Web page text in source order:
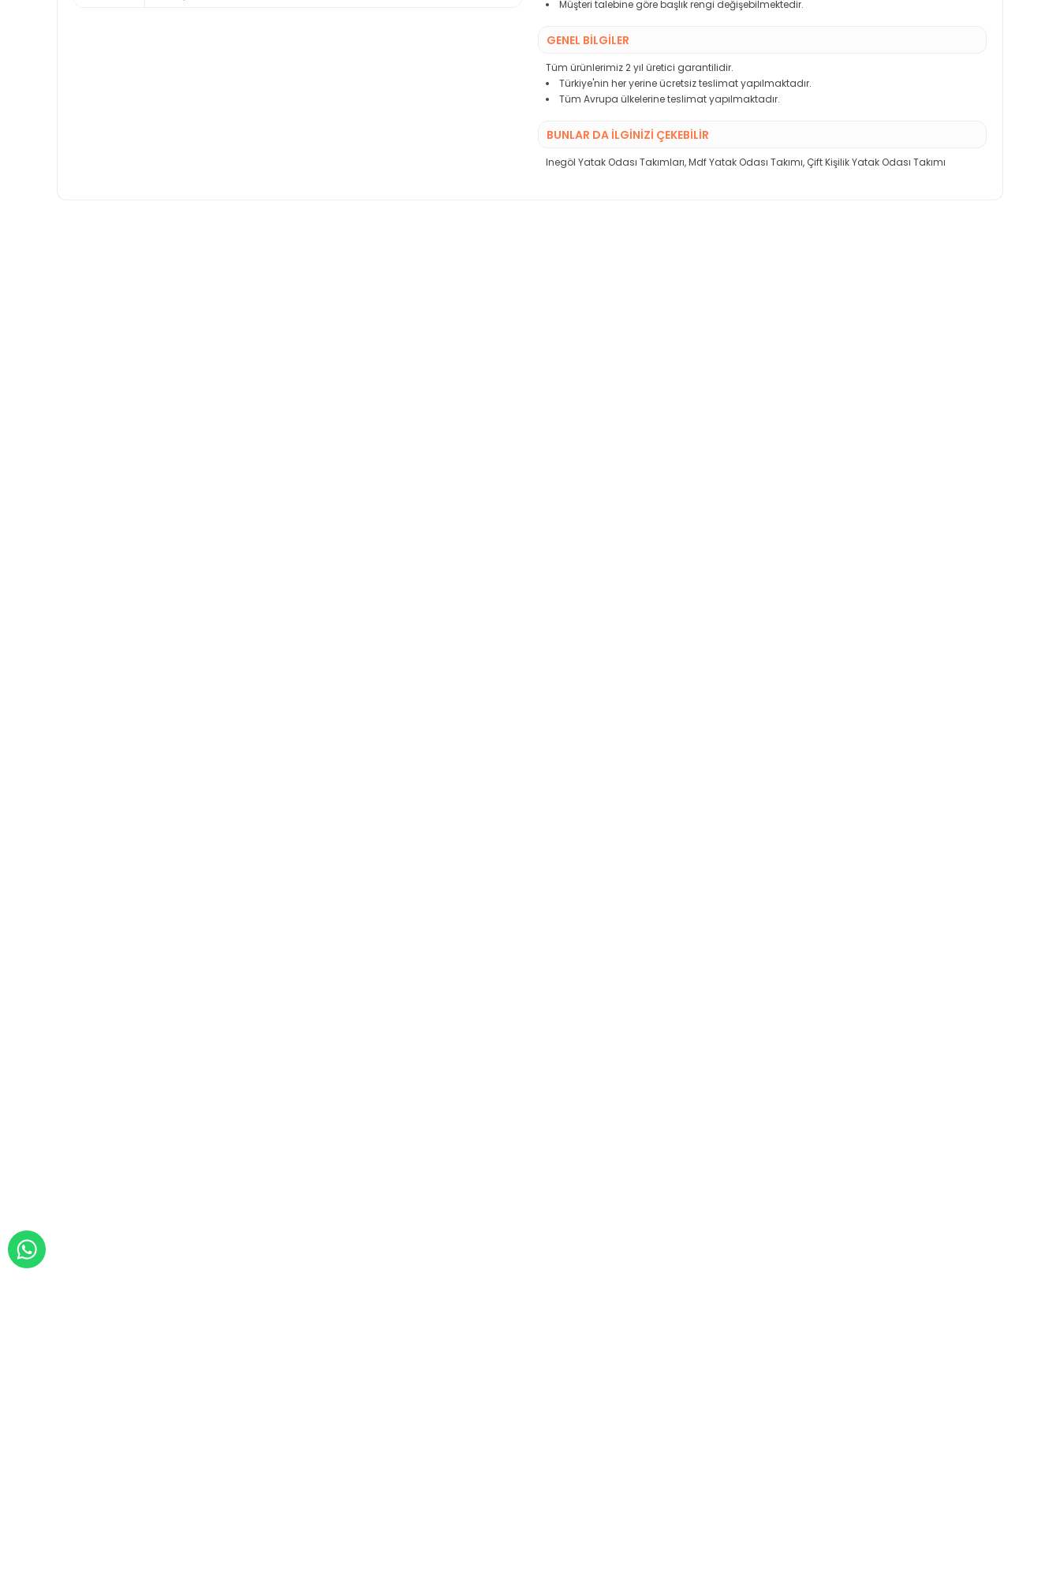
Müşteri talebine göre başlık rengi değişebilmektedir.
GENEL BİLGİLER
Tüm ürünlerimiz 2 yıl üretici garantilidir.
Türkiye'nin her yerine ücretsiz teslimat yapılmaktadır.
Tüm Avrupa ülkelerine teslimat yapılmaktadır.
BUNLAR DA İLGINIZI ÇEKEBILIR
Inegöl Yatak Odası Takımları,Mdf Yatak Odası Takımı, Çift Kişilik Yatak Odası Takımı